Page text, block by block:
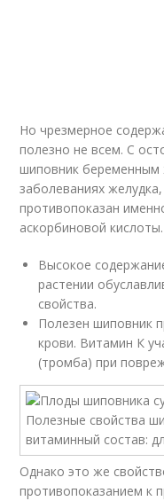
Но чрезмерное
полезно не всем. С
шиповник
заболеваниях
противопоказан
аскорбиновой кислоты.
Высокое
растении
свойства.
Полезен шиповник
крови. Витамин К
(тромба) при
Однако это же
противопоказанием к